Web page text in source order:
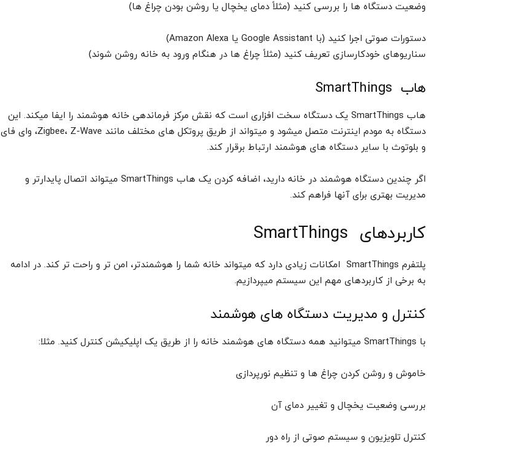
وضعیت دستگاه ها را بررسی کنید (مثلاً دمای یخچال یا روشن بودن چراغ ها)
دستورات صوتی اجرا کنید (با Google Assistant یا Amazon Alexa)
سناریوهای خودکارسازی تعریف کنید (مثلاً چراغ ها در هنگام ورود به خانه روشن شوند)
هاب SmartThings
هاب SmartThings یک دستگاه سخت افزاری است که نقش مرکز فرماندهی خانه هوشمند را ایفا میکند. این
دستگاه به مودم اینترنت متصل میشود و میتواند از طریق پروتکل های مختلف مانند Zigbee، Z-Wave، وای فای
و بلوتوث با سایر دستگاه های هوشمند ارتباط برقرار کند.
اگر چندین دستگاه هوشمند در خانه دارید، اضافه کردن یک هاب SmartThings میتواند اتصال پایدارتر و
مدیریت بهتری برای آنها فراهم کند.
کاربردهای SmartThings
پلتفرم SmartThings امکانات زیادی دارد که میتواند خانه شما را هوشمندتر، امن تر و راحت تر کند. در ادامه
به برخی از کاربردهای مهم این سیستم میپردازیم.
کنترل و مدیریت دستگاه های هوشمند
با SmartThings میتوانید همه دستگاه های هوشمند خانه را از طریق یک اپلیکیشن کنترل کنید. مثلا:
خاموش و روشن کردن چراغ ها و تنظیم نورپردازی
بررسی وضعیت یخچال و تغییر دمای آن
کنترل تلویزیون و سیستم صوتی از راه دور